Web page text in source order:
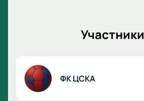
Участники
ФК ЦСКА